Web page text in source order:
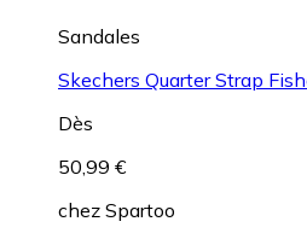
Sandales
Skechers Quarter Strap
Dès
50,99 €
chez Spartoo